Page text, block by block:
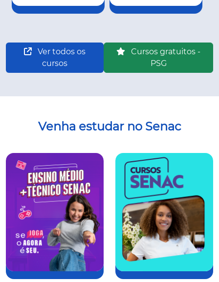
Ver todos os
cursos
Cursos gratuitos -
PSG
Venha estudar no Senac